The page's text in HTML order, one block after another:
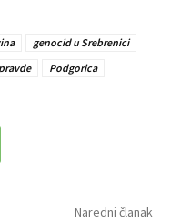
genocid u Srebrenici
Podgorica
Naredni članak